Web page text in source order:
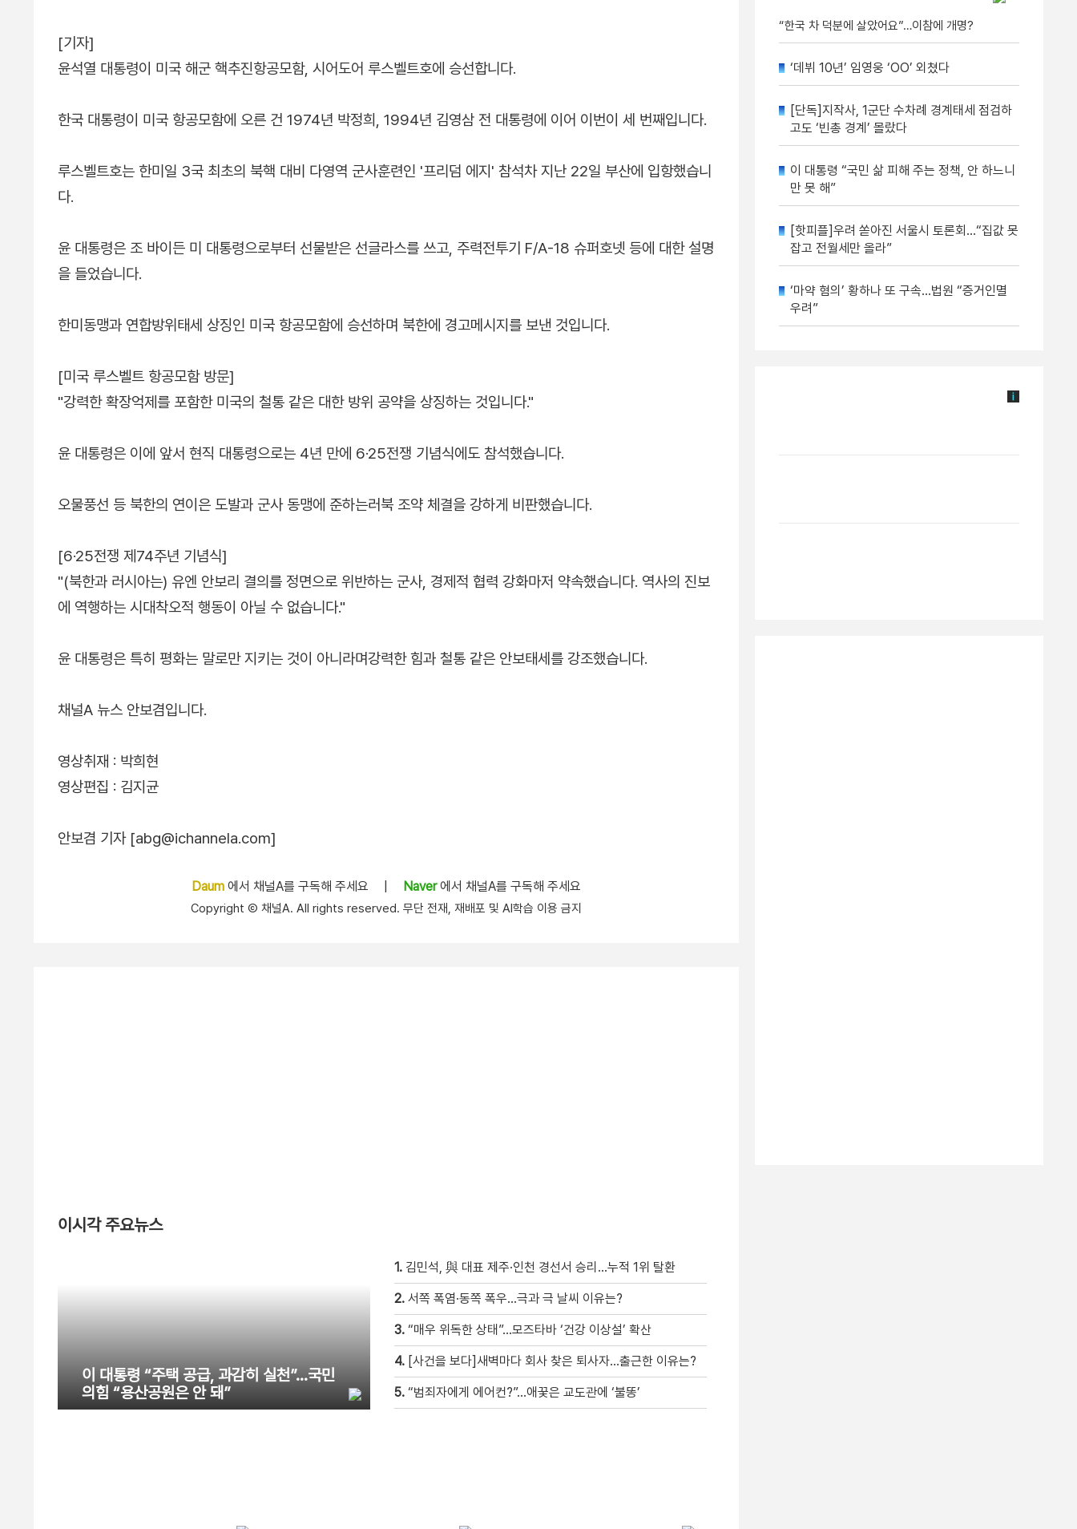
[기자]
윤석열 대통령이 미국 해군 핵추진항공모함, 시어도어 루스벨트호에 승선합니다.
한국 대통령이 미국 항공모함에 오른 건 1974년 박정희, 1994년 김영삼 전 대통령에 이어 이번이 세 번째입니다.
루스벨트호는 한미일 3국 최초의 북핵 대비 다영역 군사훈련인 '프리덤 에지' 참석차 지난 22일 부산에 입항했습니
다.
윤 대통령은 조 바이든 미 대통령으로부터 선물받은 선글라스를 쓰고, 주력전투기 F/A-18 슈퍼호넷 등에 대한 설명
을 들었습니다.
한미동맹과 연합방위태세 상징인 미국 항공모함에 승선하며 북한에 경고메시지를 보낸 것입니다.
[미국 루스벨트 항공모함 방문]
"강력한 확장억제를 포함한 미국의 철통 같은 대한 방위 공약을 상징하는 것입니다."
윤 대통령은 이에 앞서 현직 대통령으로는 4년 만에 6·25전쟁 기념식에도 참석했습니다.
오물풍선 등 북한의 연이은 도발과 군사 동맹에 준하는러북 조약 체결을 강하게 비판했습니다.
[6·25전쟁 제74주년 기념식]
"(북한과 러시아는) 유엔 안보리 결의를 정면으로 위반하는 군사, 경제적 협력 강화마저 약속했습니다. 역사의 진보
에 역행하는 시대착오적 행동이 아닐 수 없습니다."
윤 대통령은 특히 평화는 말로만 지키는 것이 아니라며강력한 힘과 철통 같은 안보태세를 강조했습니다.
채널A 뉴스 안보겸입니다.
영상취재 : 박희현
영상편집 : 김지균
안보겸 기자 [abg@ichannela.com]
Daum 에서 채널A를 구독해 주세요 Naver에서 채널A를 구독해 주세요
Copyright Ⓒ 채널A. All rights reserved. 무단 전재, 재배포 및 AI학습 이용 금지
이시각 주요뉴스
이 대통령 “주택 공급, 과감히 실천”…국민
의힘 “용산공원은 안 돼”
1. 김민석, 與 대표 제주·인천 경선서 승리…누적 1위 탈환
2. 서쪽 폭염·동쪽 폭우…극과 극 날씨 이유는?
3. “매우 위독한 상태”…모즈타바 ‘건강 이상설’ 확산
4. [사건을 보다]새벽마다 회사 찾은 퇴사자…출근한 이유는?
5. “범죄자에게 에어컨?”…애꿎은 교도관에 ‘불똥’
“한국 차 덕분에 살았어요”…이참에 개명?
‘데뷔 10년’ 임영웅 ‘OO’ 외쳤다
[단독]지작사, 1군단 수차례 경계태세 점검하
고도 ‘빈총 경계’ 몰랐다
이 대통령 “국민 삶 피해 주는 정책, 안 하느니
만 못 해”
[핫피플]우려 쏟아진 서울시 토론회…“집값 못
잡고 전월세만 올라”
‘마약 혐의’ 황하나 또 구속…법원 “증거인멸
우려”